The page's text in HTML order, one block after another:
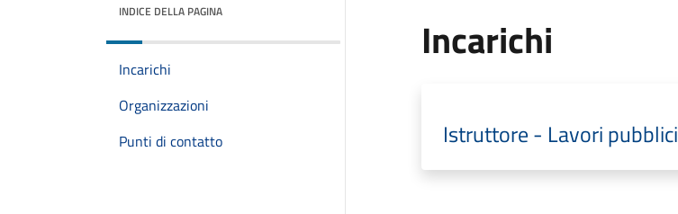
INDICE DELLA PAGINA
Incarichi
Organizzazioni
Punti di contatto
Incarichi
Istruttore - Lavori pubblici